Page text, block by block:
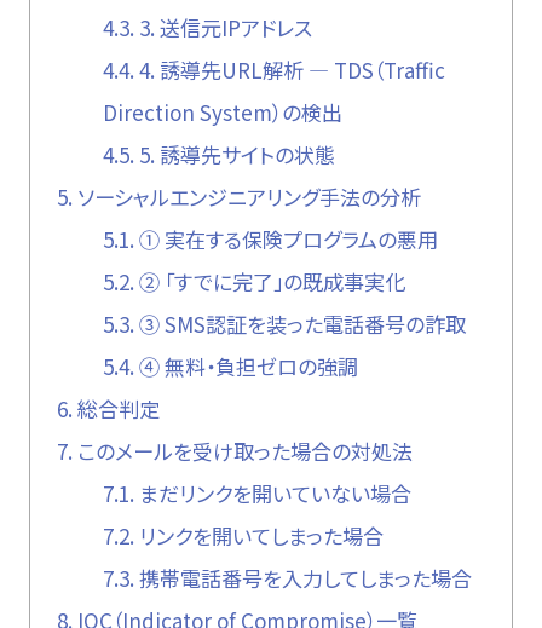
4.3. 3. 送信元IPアドレス
4.4. 4. 誘導先URL解析 — TDS（Traffic
Direction System）の検出
4.5. 5. 誘導先サイトの状態
5. ソーシャルエンジニアリング手法の分析
5.1. ① 実在する保険プログラムの悪用
5.2. ② 「すでに完了」の既成事実化
5.3. ③ SMS認証を装った電話番号の詐取
5.4. ④ 無料・負担ゼロの強調
6. 総合判定
7. このメールを受け取った場合の対処法
7.1. まだリンクを開いていない場合
7.2. リンクを開いてしまった場合
7.3. 携帯電話番号を入力してしまった場合
8. IOC（Indicator of Compromise）一覧